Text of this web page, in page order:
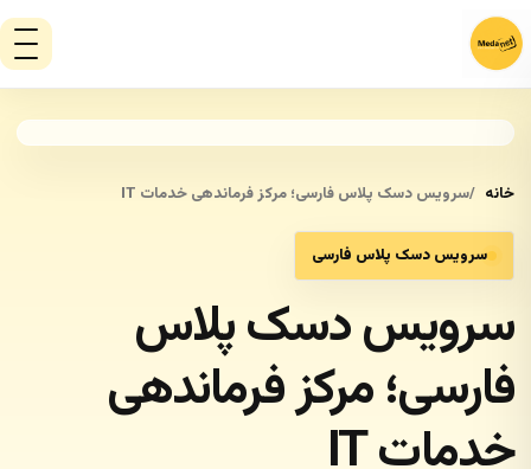
خانه سرویس دسک پلاس فارسی؛ مرکز فرماندهی خدمات IT
سرویس دسک پلاس فارسی
سرویس دسک پلاس
فارسی؛ مرکز فرماندهی